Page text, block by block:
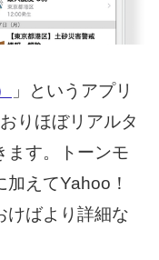
」というアプリ
りほぼリアルタ
ます。トーンモ
えてYahoo！
けばより詳細な